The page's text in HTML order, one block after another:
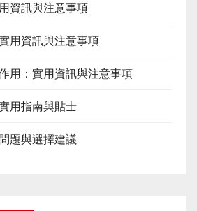
資訊與注意事項
用資訊與注意事項
用：實用資訊與注意事項
用指南與貼士
題與選擇建議